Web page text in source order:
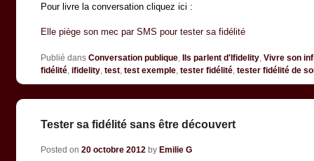
Pour livre la conversation cliquez ici :
Elle piège son mec par SMS pour tester sa fidélité
Publié dans Conversation publique, Ils parlent d'Ifidelity,Vivre son
fidélité,ifidelity,test,test exemple,tester fidélité,tester fidélité de
Tester sa fidélité sans être découvert
Posted on20 octobre 2012 byEmilie G